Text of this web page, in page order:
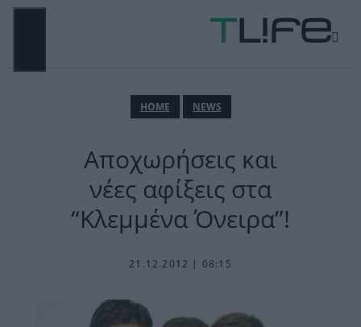
Μετάβαση
ΗΟΜΕ NEWS
Αποχωρήσεις και
νέες αφίξεις στα
“Κλεμμένα Όνειρα”!
21.12.2012 | 08:15